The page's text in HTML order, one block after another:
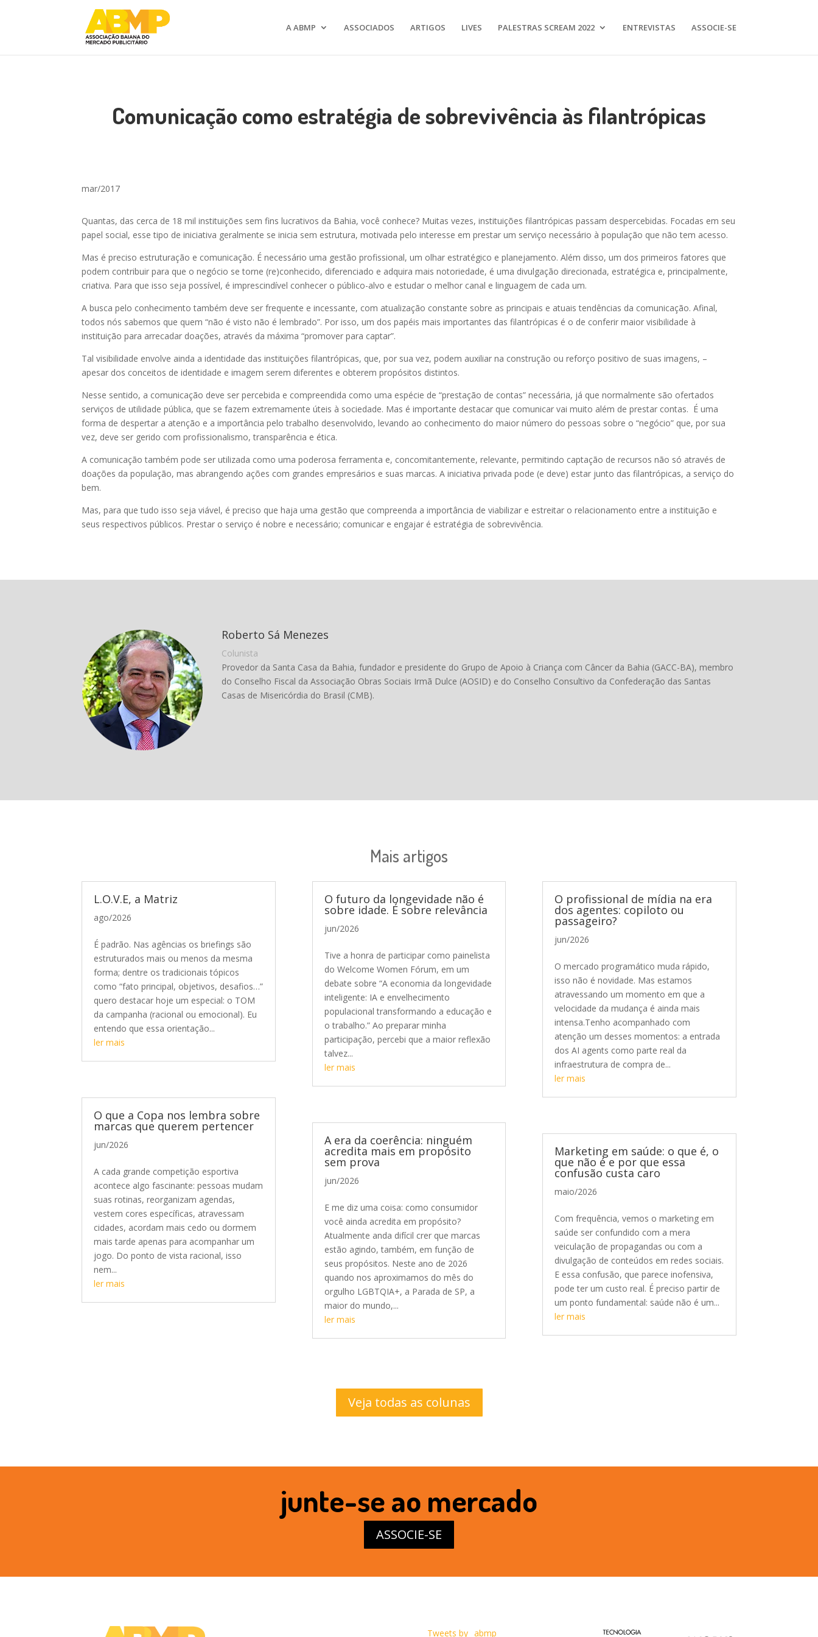
A ABMP ASSOCIADOS ARTIGOS LIVES PALESTRAS SCREAM 2022 ENTREVISTAS ASSOCIE-SE
Comunicação como estratégia de sobrevivência às filantrópicas
mar/2017
Quantas, das cerca de 18 mil instituições sem fins lucrativos da Bahia, você conhece? Muitas vezes, instituições filantrópicas passam despercebidas. Focadas em seu
papel social, esse tipo de iniciativa geralmente se inicia sem estrutura, motivada pelo interesse em prestar um serviço necessário à população que não tem acesso.
Mas é preciso estruturação e comunicação. É necessário uma gestão profissional, um olhar estratégico e planejamento. Além disso, um dos primeiros fatores que
podem contribuir para que o negócio se torne (re)conhecido, diferenciado e adquira mais notoriedade, é uma divulgação direcionada, estratégica e, principalmente,
criativa. Para que isso seja possível, é imprescindível conhecer o público-alvo e estudar o melhor canal e linguagem de cada um.
A busca pelo conhecimento também deve ser frequente e incessante, com atualização constante sobre as principais e atuais tendências da comunicação. Afinal,
todos nós sabemos que quem “não é visto não é lembrado”. Por isso, um dos papéis mais importantes das filantrópicas é o de conferir maior visibilidade à
instituição para arrecadar doações, através da máxima “promover para captar”.
Tal visibilidade envolve ainda a identidade das instituições filantrópicas, que, por sua vez, podem auxiliar na construção ou reforço positivo de suas imagens, –
apesar dos conceitos de identidade e imagem serem diferentes e obterem propósitos distintos.
Nesse sentido, a comunicação deve ser percebida e compreendida como uma espécie de “prestação de contas” necessária, já que normalmente são ofertados
serviços de utilidade pública, que se fazem extremamente úteis à sociedade. Mas é importante destacar que comunicar vai muito além de prestar contas. É uma
forma de despertar a atenção e a importância pelo trabalho desenvolvido, levando ao conhecimento do maior número do pessoas sobre o “negócio” que, por sua
vez, deve ser gerido com profissionalismo, transparência e ética.
A comunicação também pode ser utilizada como uma poderosa ferramenta e, concomitantemente, relevante, permitindo captação de recursos não só através de
doações da população, mas abrangendo ações com grandes empresários e suas marcas. A iniciativa privada pode (e deve) estar junto das filantrópicas, a serviço do
bem.
Mas, para que tudo isso seja viável, é preciso que haja uma gestão que compreenda a importância de viabilizar e estreitar o relacionamento entre a instituição e
seus respectivos públicos. Prestar o serviço é nobre e necessário; comunicar e engajar é estratégia de sobrevivência.
Roberto Sá Menezes
Colunista
Provedor da Santa Casa da Bahia, fundador e presidente do Grupo de Apoio à Criança com Câncer da Bahia (GACC-BA), membro
do Conselho Fiscal da Associação Obras Sociais Irmã Dulce (AOSID) e do Conselho Consultivo da Confederação das Santas
Casas de Misericórdia do Brasil (CMB).
Mais artigos
L.O.V.E, a Matriz
ago/2026
É padrão. Nas agências os briefings são
estruturados mais ou menos da mesma
forma; dentre os tradicionais tópicos
como “fato principal, objetivos, desafios…”
quero destacar hoje um especial: o TOM
da campanha (racional ou emocional). Eu
entendo que essa orientação...
ler mais
O que a Copa nos lembra sobre
marcas que querem pertencer
jun/2026
A cada grande competição esportiva
acontece algo fascinante: pessoas mudam
suas rotinas, reorganizam agendas,
vestem cores específicas, atravessam
cidades, acordam mais cedo ou dormem
mais tarde apenas para acompanhar um
jogo. Do ponto de vista racional, isso
nem...
ler mais
O futuro da longevidade não é
sobre idade. É sobre relevância
jun/2026
Tive a honra de participar como painelista
do Welcome Women Fórum, em um
debate sobre “A economia da longevidade
inteligente: IA e envelhecimento
populacional transformando a educação e
o trabalho.” Ao preparar minha
participação, percebi que a maior reflexão
talvez...
ler mais
A era da coerência: ninguém
acredita mais em propósito
sem prova
jun/2026
E me diz uma coisa: como consumidor
você ainda acredita em propósito?
Atualmente anda difícil crer que marcas
estão agindo, também, em função de
seus propósitos. Neste ano de 2026
quando nos aproximamos do mês do
orgulho LGBTQIA+, a Parada de SP, a
maior do mundo,...
ler mais
O profissional de mídia na era
dos agentes: copiloto ou
passageiro?
jun/2026
O mercado programático muda rápido,
isso não é novidade. Mas estamos
atravessando um momento em que a
velocidade da mudança é ainda mais
intensa.Tenho acompanhado com
atenção um desses momentos: a entrada
dos AI agents como parte real da
infraestrutura de compra de...
ler mais
Marketing em saúde: o que é, o
que não é e por que essa
confusão custa caro
maio/2026
Com frequência, vemos o marketing em
saúde ser confundido com a mera
veiculação de propagandas ou com a
divulgação de conteúdos em redes sociais.
E essa confusão, que parece inofensiva,
pode ter um custo real. É preciso partir de
um ponto fundamental: saúde não é um...
ler mais
Veja todas as colunas
junte-se ao mercado
ASSOCIE-SE
Tweets by _abmp